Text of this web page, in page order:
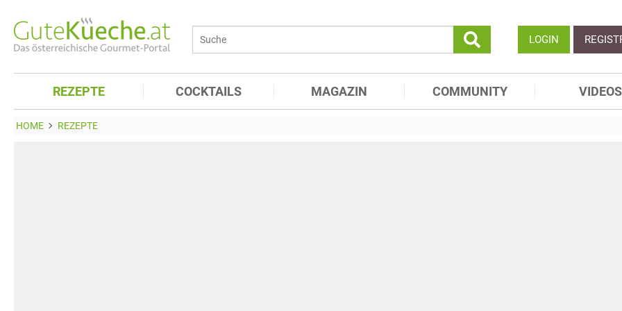
LOGIN
REZEPTE COCKTAILS MAGAZIN COMMUNITY VIDEOS
HOME REZEPTE